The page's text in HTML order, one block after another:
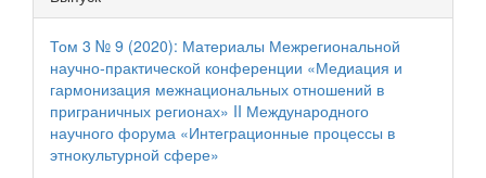
Том 3 № 9 (2020): Материалы Межрегиональной
научно‐практической конференции «Медиация и
гармонизация межнациональных отношений в
приграничных регионах» II Международного
научного форума «Интеграционные процессы в
этнокультурной сфере»